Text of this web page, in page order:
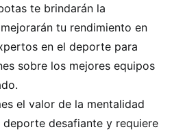
te brindarán la
tu rendimiento en
en el deporte para
sobre los mejores equipos
el valor de la mentalidad
deporte desafiante y requiere